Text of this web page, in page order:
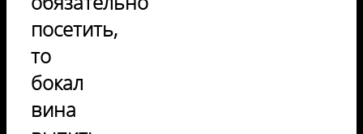
посетить,
то
бокал
вина